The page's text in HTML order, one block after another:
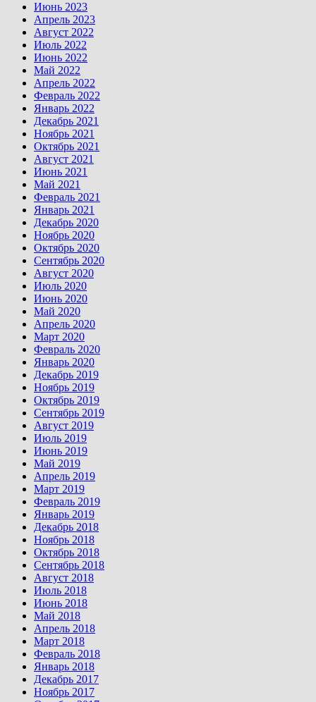
Июнь 2023
Апрель 2023
Август 2022
Июль 2022
Июнь 2022
Май 2022
Апрель 2022
Февраль 2022
Январь 2022
Декабрь 2021
Ноябрь 2021
Октябрь 2021
Август 2021
Июнь 2021
Май 2021
Февраль 2021
Январь 2021
Декабрь 2020
Ноябрь 2020
Октябрь 2020
Сентябрь 2020
Август 2020
Июль 2020
Июнь 2020
Май 2020
Апрель 2020
Март 2020
Февраль 2020
Январь 2020
Декабрь 2019
Ноябрь 2019
Октябрь 2019
Сентябрь 2019
Август 2019
Июль 2019
Июнь 2019
Май 2019
Апрель 2019
Март 2019
Февраль 2019
Январь 2019
Декабрь 2018
Ноябрь 2018
Октябрь 2018
Сентябрь 2018
Август 2018
Июль 2018
Июнь 2018
Май 2018
Апрель 2018
Март 2018
Февраль 2018
Январь 2018
Декабрь 2017
Ноябрь 2017